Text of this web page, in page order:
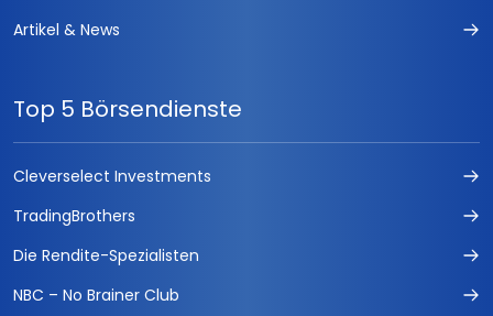
Artikel & News
Top 5 Börsendienste
Cleverselect Investments
TradingBrothers
Die Rendite-Spezialisten
NBC – No Brainer Club